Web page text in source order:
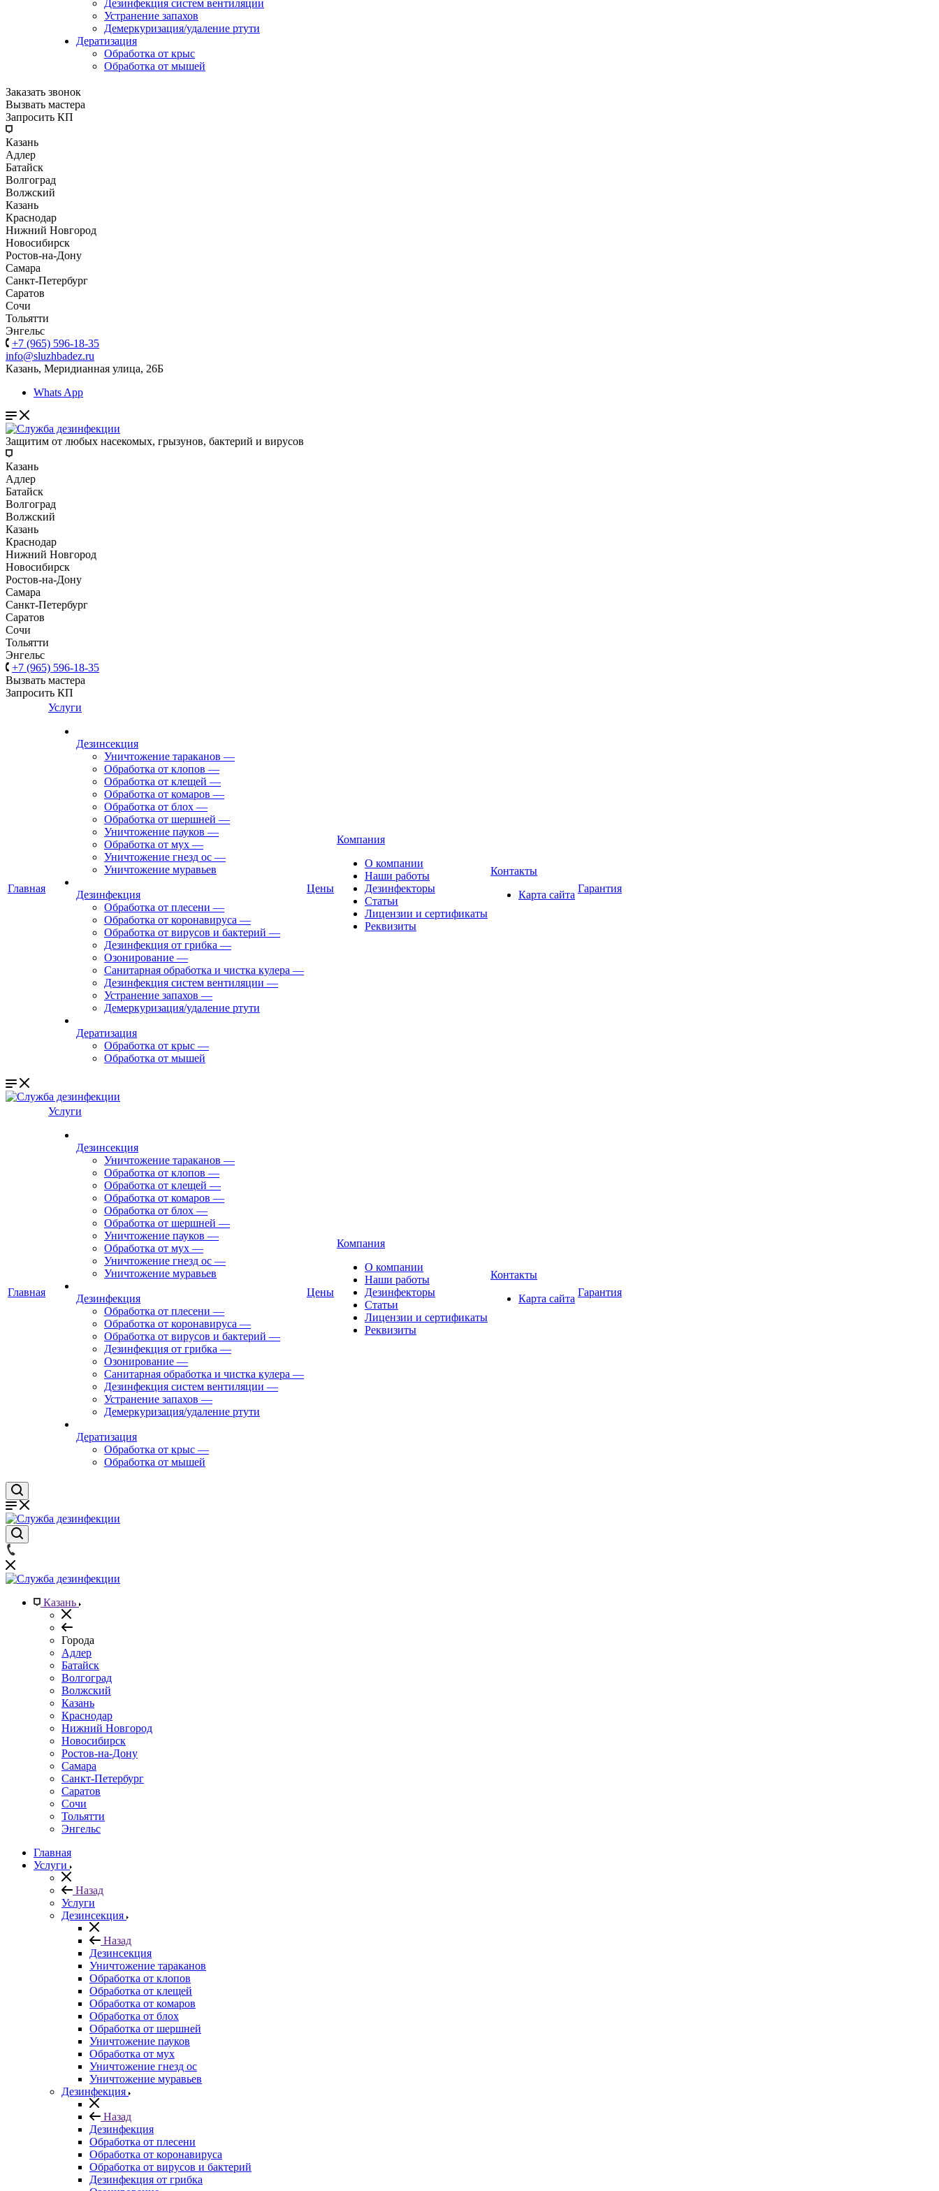
Дезинфекция систем вентиляции
Устранение запахов
Демеркуризация/удаление ртути
Дератизация
Обработка от крыс
Обработка от мышей
Заказать звонок
Вызвать мастера
Запросить КП
Казань
Адлер
Батайск
Волгоград
Волжский
Казань
Краснодар
Нижний Новгород
Новосибирск
Ростов-на-Дону
Самара
Санкт-Петербург
Саратов
Сочи
Тольятти
Энгельс
+7 (965) 596-18-35
info@sluzhbadez.ru
Казань, Меридианная улица, 26Б
Whats App
Защитим от любых насекомых, грызунов, бактерий и вирусов
Казань
Адлер
Батайск
Волгоград
Волжский
Казань
Краснодар
Нижний Новгород
Новосибирск
Ростов-на-Дону
Самара
Санкт-Петербург
Саратов
Сочи
Тольятти
Энгельс
+7 (965) 596-18-35
Вызвать мастера
Запросить КП
Главная
Услуги
Дезинсекция
Уничтожение тараканов —
Обработка от клопов —
Обработка от клещей —
Обработка от комаров —
Обработка от блох —
Обработка от шершней —
Уничтожение пауков —
Обработка от мух —
Уничтожение гнезд ос —
Уничтожение муравьев
Дезинфекция
Обработка от плесени —
Обработка от коронавируса —
Обработка от вирусов и бактерий —
Дезинфекция от грибка —
Озонирование —
Санитарная обработка и чистка кулера —
Дезинфекция систем вентиляции —
Устранение запахов —
Демеркуризация/удаление ртути
Дератизация
Обработка от крыс —
Обработка от мышей
Цены
Компания
О компании
Наши работы
Дезинфекторы
Статьи
Лицензии и сертификаты
Реквизиты
Контакты
Карта сайта
Гарантия
Главная
Услуги
Дезинсекция
Уничтожение тараканов —
Обработка от клопов —
Обработка от клещей —
Обработка от комаров —
Обработка от блох —
Обработка от шершней —
Уничтожение пауков —
Обработка от мух —
Уничтожение гнезд ос —
Уничтожение муравьев
Дезинфекция
Обработка от плесени —
Обработка от коронавируса —
Обработка от вирусов и бактерий —
Дезинфекция от грибка —
Озонирование —
Санитарная обработка и чистка кулера —
Дезинфекция систем вентиляции —
Устранение запахов —
Демеркуризация/удаление ртути
Дератизация
Обработка от крыс —
Обработка от мышей
Цены
Компания
О компании
Наши работы
Дезинфекторы
Статьи
Лицензии и сертификаты
Реквизиты
Контакты
Карта сайта
Гарантия
Казань
Города
Адлер
Батайск
Волгоград
Волжский
Казань
Краснодар
Нижний Новгород
Новосибирск
Ростов-на-Дону
Самара
Санкт-Петербург
Саратов
Сочи
Тольятти
Энгельс
Главная
Услуги
Назад
Услуги
Дезинсекция
Назад
Дезинсекция
Уничтожение тараканов
Обработка от клопов
Обработка от клещей
Обработка от комаров
Обработка от блох
Обработка от шершней
Уничтожение пауков
Обработка от мух
Уничтожение гнезд ос
Уничтожение муравьев
Дезинфекция
Назад
Дезинфекция
Обработка от плесени
Обработка от коронавируса
Обработка от вирусов и бактерий
Дезинфекция от грибка